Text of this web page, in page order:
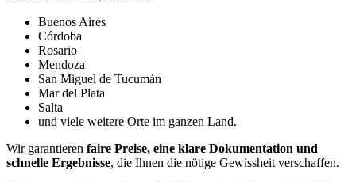
Buenos Aires
Córdoba
Rosario
Mendoza
San Miguel de Tucumán
Mar del Plata
Salta
und viele weitere Orte im ganzen Land.
Wir garantieren faire Preise, eine klare Dokumentation und
schnelle Ergebnisse, die Ihnen die nötige Gewissheit verschaffen.